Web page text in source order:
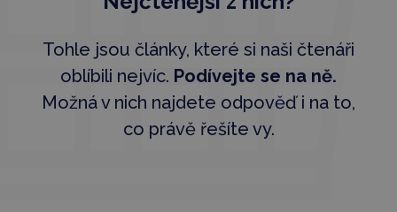
Tohle jsou články, které si naši čtenáři
oblíbili nejvíc. Podívejte se na ně.
Možná v nich najdete odpověď i na to,
co právě řešíte vy.